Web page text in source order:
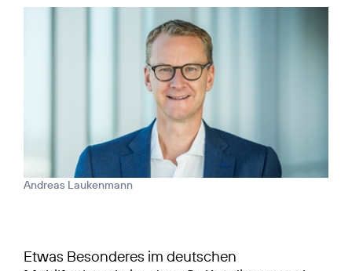
Andreas Laukenmann
Etwas Besonderes im deutschen